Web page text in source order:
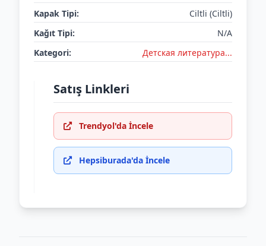
Kapak Tipi:
Ciltli (Ciltli)
Kağıt Tipi:
N/A
Kategori:
Детская литератураㅤㅤㅤ...
Satış Linkleri
Trendyol'da İncele
Hepsiburada'da İncele